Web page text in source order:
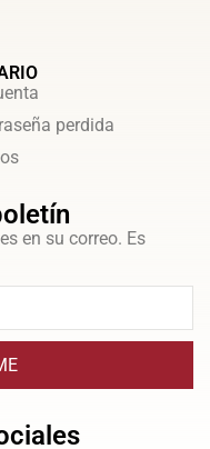
perdida
en su correo. Es